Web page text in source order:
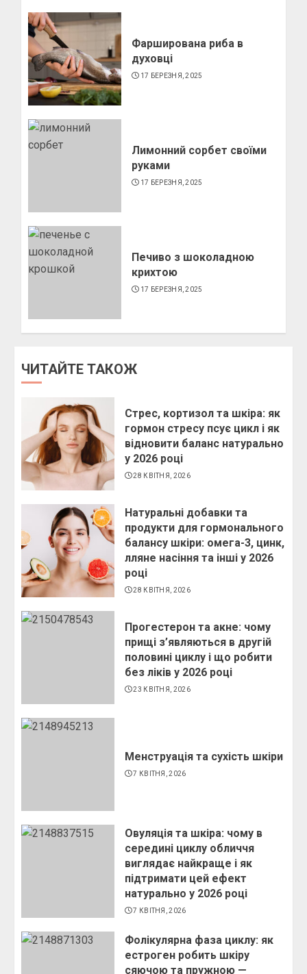
Фарширована риба в
духовці
17 БЕРЕЗНЯ, 2025
Лимонний сорбет своїми
руками
17 БЕРЕЗНЯ, 2025
Печиво з шоколадною
крихтою
17 БЕРЕЗНЯ, 2025
ЧИТАЙТЕ ТАКОЖ
Стрес, кортизол та шкіра: як
гормон стресу псує цикл і як
відновити баланс натурально
у 2026 році
28 КВІТНЯ, 2026
Натуральні добавки та
продукти для гормонального
балансу шкіри: омега-3, цинк,
лляне насіння та інші у 2026
році
28 КВІТНЯ, 2026
Прогестерон та акне: чому
прищі з’являються в другій
половині циклу і що робити
без ліків у 2026 році
23 КВІТНЯ, 2026
Менструація та сухість шкіри
7 КВІТНЯ, 2026
Овуляція та шкіра: чому в
середині циклу обличчя
виглядає найкраще і як
підтримати цей ефект
натурально у 2026 році
7 КВІТНЯ, 2026
Фолікулярна фаза циклу: як
естроген робить шкіру
сяючою та пружною —